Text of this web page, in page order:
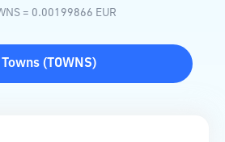
= 0.00199866 EUR
Towns ( TOWNS)